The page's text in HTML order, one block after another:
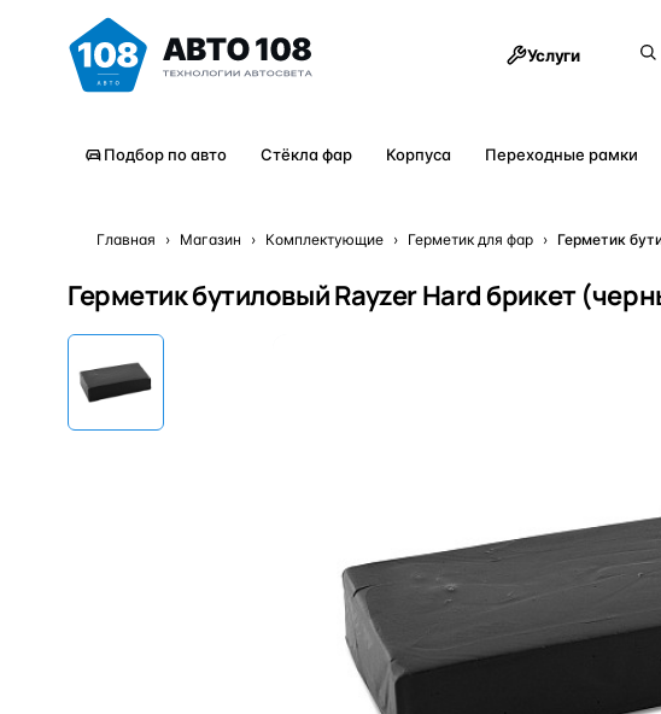
Услуги
Подбор по авто Стёкла фар Корпуса Переходные рамки
Главная › Магазин › Комплектующие › Герметик для фар › Герметик
Герметик бутиловый Rayzer Hard брикет